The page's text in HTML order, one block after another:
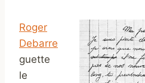
Roger
Debarre
guette
le